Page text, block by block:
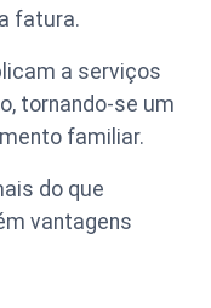
fatura.
a serviços
tornando-se um
familiar.
do que
vantagens